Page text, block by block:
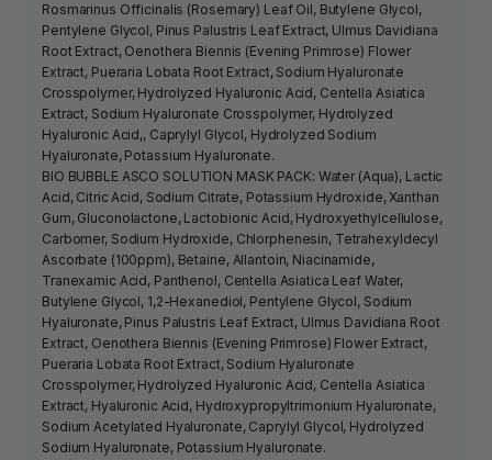
Rosmarinus Officinalis (Rosemary) Leaf Oil, Butylene Glycol,
Pentylene Glycol, Pinus Palustris Leaf Extract, Ulmus Davidiana
Root Extract, Oenothera Biennis (Evening Primrose) Flower
Extract, Pueraria Lobata Root Extract, Sodium Hyaluronate
Crosspolymer, Hydrolyzed Hyaluronic Acid, Centella Asiatica
Extract, Sodium Hyaluronate Crosspolymer, Hydrolyzed
Hyaluronic Acid,, Caprylyl Glycol, Hydrolyzed Sodium
Hyaluronate, Potassium Hyaluronate.
BIO BUBBLE ASCO SOLUTION MASK PACK: Water (Aqua), Lactic
Acid, Citric Acid, Sodium Citrate, Potassium Hydroxide, Xanthan
Gum, Gluconolactone, Lactobionic Acid, Hydroxyethylcellulose,
Carbomer, Sodium Hydroxide, Chlorphenesin, Tetrahexyldecyl
Ascorbate (100ppm), Betaine, Allantoin, Niacinamide,
Tranexamic Acid, Panthenol, Centella Asiatica Leaf Water,
Butylene Glycol, 1,2-Hexanediol, Pentylene Glycol, Sodium
Hyaluronate, Pinus Palustris Leaf Extract, Ulmus Davidiana Root
Extract, Oenothera Biennis (Evening Primrose) Flower Extract,
Pueraria Lobata Root Extract, Sodium Hyaluronate
Crosspolymer, Hydrolyzed Hyaluronic Acid, Centella Asiatica
Extract, Hyaluronic Acid, Hydroxypropyltrimonium Hyaluronate,
Sodium Acetylated Hyaluronate, Caprylyl Glycol, Hydrolyzed
Sodium Hyaluronate, Potassium Hyaluronate.